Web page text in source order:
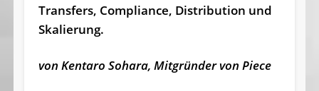
Transfers, Compliance, Distribution und
Skalierung.
von Kentaro Sohara, Mitgründer von Piece